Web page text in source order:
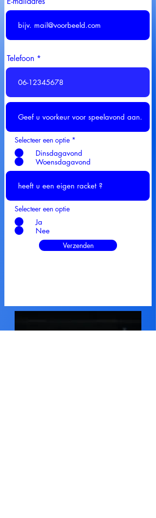
Telefoon
Selecteer een optie *
Dinsdagavond
Woensdagavond
Selecteer een optie
Ja
Nee
Verzenden